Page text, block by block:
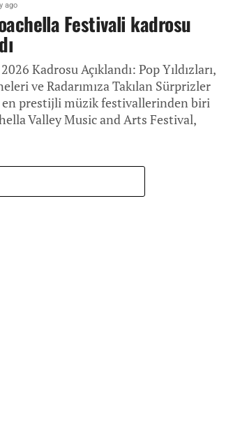
ago
Festivali kadrosu
Kadrosu Açıklandı: Pop Yıldızları,
ve Radarımıza Takılan Sürprizler
en prestijli müzik festivallerinden biri
Valley Music and Arts Festival,